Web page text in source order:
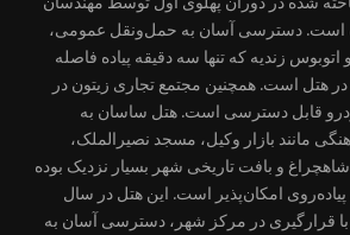
است. دسترسی آسان به حمل‌ونقل عمومی،
اتوبوس زندیه که تنها سه دقیقه پیاده فاصله
در هتل است. همچنین مجتمع تجاری زیتون در
با خودرو قابل دسترسی است. هتل ساسان به
مانند بازار وکیل، مسجد نصیرالملک،
و بافت تاریخی شهر بسیار نزدیک بوده
پیاده‌روی امکان‌پذیر است. این هتل در سال
و با قرارگیری در مرکز شهر، دسترسی آسان به